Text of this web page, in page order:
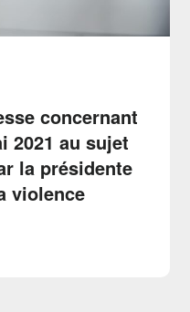
concernant
2021 au sujet
la présidente
violence